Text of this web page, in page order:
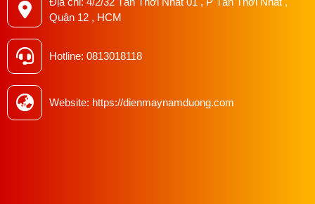
Quận 12 , HCM
Hotline: 0813018118
Website: https://dienmaynamduong.com